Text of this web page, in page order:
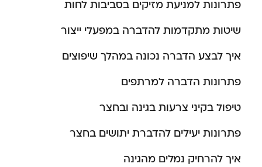
פתרונות למניעת מזיקים בסביבות לחות
שיטות מתקדמות להדברה במפעלי ייצור
איך לבצע הדברה נכונה במהלך שיפוצים
פתרונות הדברה למרתפים
טיפול בקיני צרעות בגינה ובחצר
פתרונות יעילים להדברת יתושים בחצר
איך להרחיק נמלים מהגינה